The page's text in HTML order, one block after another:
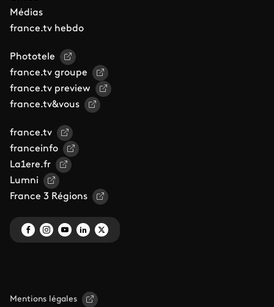
Médias
france.tv hebdo
Phototele
france.tv groupe
france.tv preview
france.tv&vous
france.tv
franceinfo
La1ere.fr
Lumni
France 3 Régions
Mentions légales